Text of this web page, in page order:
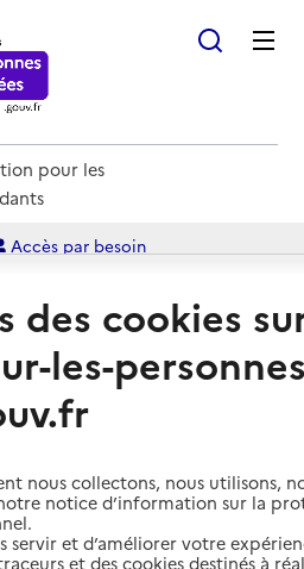
pour les
Accès par besoin
de l'annuaire
à domicile
ADMR
des cookies
les-
nous collectons, nous utilisons,
notice d’information sur la
servir et d’améliorer votre
et des cookies destinés à